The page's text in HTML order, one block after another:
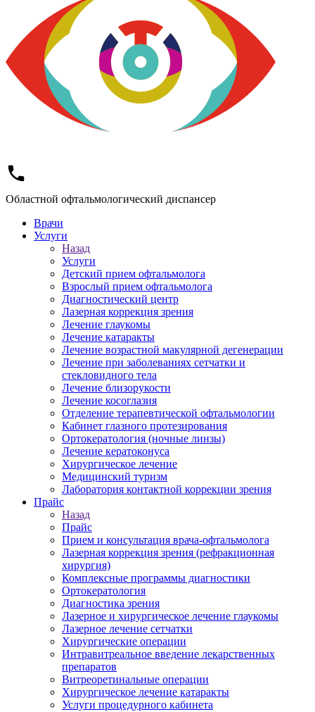
Областной офтальмологический диспансер
Врачи
Услуги
Назад
Услуги
Детский прием офтальмолога
Взрослый прием офтальмолога
Диагностический центр
Лазерная коррекция зрения
Лечение глаукомы
Лечение катаракты
Лечение возрастной макулярной дегенерации
Лечение при заболеваниях сетчатки и
стекловидного тела
Лечение близорукости
Лечение косоглазия
Отделение терапевтической офтальмологии
Кабинет глазного протезирования
Ортокератология (ночные линзы)
Лечение кератоконуса
Хирургическое лечение
Медицинский туризм
Лаборатория контактной коррекции зрения
Прайс
Назад
Прайс
Прием и консультация врача-офтальмолога
Лазерная коррекция зрения (рефракционная
хирургия)
Комплексные программы диагностики
Ортокератология
Диагностика зрения
Лазерное и хирургическое лечение глаукомы
Лазерное лечение сетчатки
Хирургические операции
Интравитреальное введение лекарственных
препаратов
Витреоретинальные операции
Хирургическое лечение катаракты
Услуги процедурного кабинета